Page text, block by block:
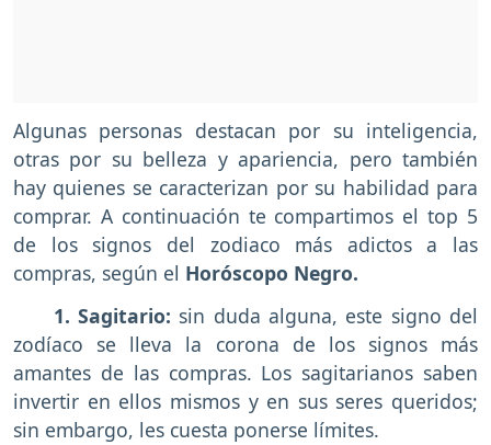
Algunas personas destacan por su inteligencia,
otras por su belleza y apariencia, pero también
hay quienes se caracterizan por su habilidad para
comprar. A continuación te compartimos el top 5
de los signos del zodiaco más adictos a las
compras, según el Horóscopo Negro.
1. Sagitario: sin duda alguna, este signo del
zodíaco se lleva la corona de los signos más
amantes de las compras. Los sagitarianos saben
invertir en ellos mismos y en sus seres queridos;
sin embargo, les cuesta ponerse límites.